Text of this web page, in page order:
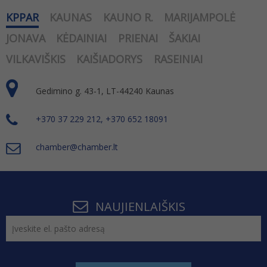
KPPAR KAUNAS KAUNO R.
MARIJAMPOLĖ
JONAVA
KĖDAINIAI PRIENAI
ŠAKIAI
VILKAVIŠKIS
KAIŠIADORYS RASEINIAI
Gedimino g. 43-1, LT-44240 Kaunas
+370 37 229 212, +370 652 18091
chamber@chamber.lt
NAUJIENLAIŠKIS